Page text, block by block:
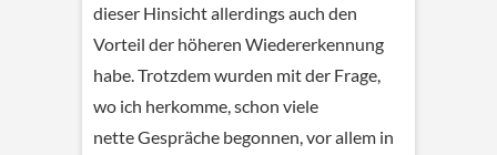
dieser Hinsicht allerdings auch den
Vorteil der höheren Wiedererkennung
habe. Trotzdem wurden mit der Frage,
wo ich herkomme, schon viele
nette Gespräche begonnen, vor allem in